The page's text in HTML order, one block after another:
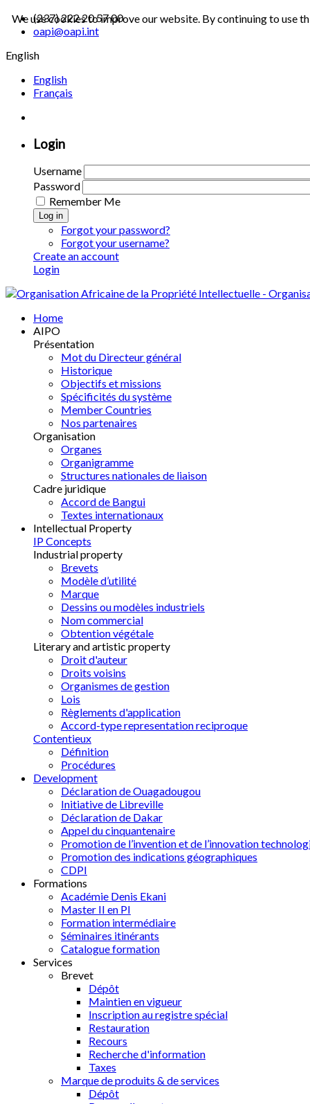
(237) 222 20 57 00
oapi@oapi.int
English
English
Français
Login
Username
Password
Remember Me
Log in
Forgot your password?
Forgot your username?
Create an account
Login
Home
AIPO
Présentation
Mot du Directeur général
Historique
Objectifs et missions
Spécificités du système
Member Countries
Nos partenaires
Organisation
Organes
Organigramme
Structures nationales de liaison
Cadre juridique
Accord de Bangui
Textes internationaux
Intellectual Property
IP Concepts
Industrial property
Brevets
Modèle d’utilité
Marque
Dessins ou modèles industriels
Nom commercial
Obtention végétale
Literary and artistic property
Droit d'auteur
Droits voisins
Organismes de gestion
Lois
Règlements d'application
Accord-type representation reciproque
Contentieux
Définition
Procédures
Development
Déclaration de Ouagadougou
Initiative de Libreville
Déclaration de Dakar
Appel du cinquantenaire
Promotion de l’invention et de l’innovation
Promotion des indications géographiques
CDPI
Formations
Académie Denis Ekani
Master II en PI
Formation intermédiaire
Séminaires itinérants
Catalogue formation
Services
Brevet
Dépôt
Maintien en vigueur
Inscription au registre spécial
Restauration
Recours
Recherche d'information
Taxes
Marque de produits & de services
Dépôt
We use cookies to improve our website. By continuing to use